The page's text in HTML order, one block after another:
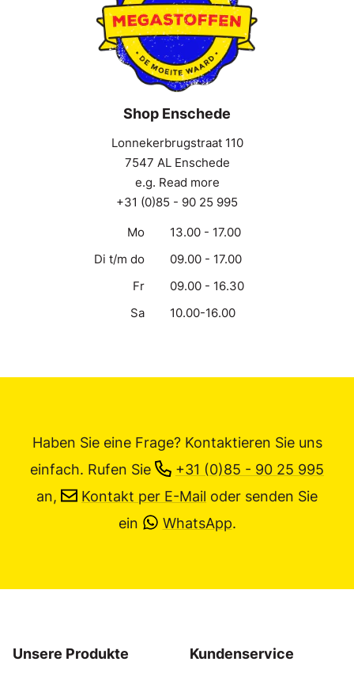
Shop Enschede
Lonnekerbrugstraat 110
7547 AL Enschede
e.g. Read more
+31 (0)85 - 90 25 995
Mo
13.00 - 17.00
Di t/m do
09.00 - 17.00
Fr
09.00 - 16.30
Sa
10.00-16.00
Haben Sie eine Frage? Kontaktieren Sie uns
einfach. Rufen Sie
+31 (0)85 - 90 25 995
an,
Kontakt per E-Mail oder senden Sie
ein
WhatsApp.
Unsere Produkte Kundenservice